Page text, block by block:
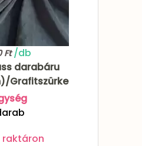
Ft/db
darabáru
Grafitszürke
raktáron